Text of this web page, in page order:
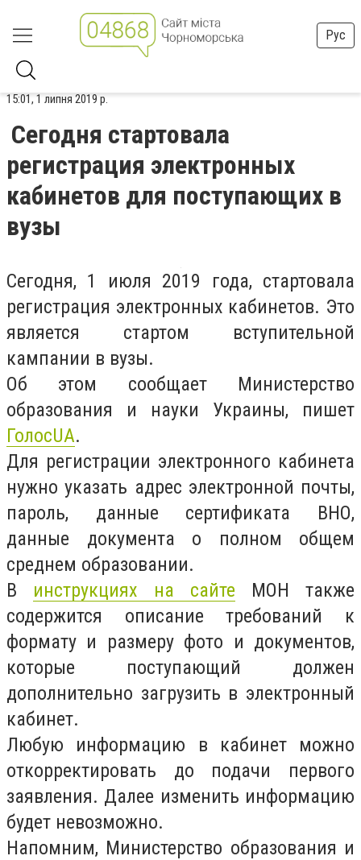
Рус
15:01, 1 липня 2019 р.
Сегодня стартовала
регистрация электронных
кабинетов для поступающих в
вузы
Сегодня, 1 июля 2019 года, стартовала
регистрация электронных кабинетов. Это
является стартом вступительной
кампании в вузы.
Об этом сообщает Министерство
образования и науки Украины, пишет
ГолосUA.
Для регистрации электронного кабинета
нужно указать адрес электронной почты,
пароль, данные сертификата ВНО,
данные документа о полном общем
среднем образовании.
В инструкциях на сайте МОН также
содержится описание требований к
формату и размеру фото и документов,
которые поступающий должен
дополнительно загрузить в электронный
кабинет.
Любую информацию в кабинет можно
откорректировать до подачи первого
заявления. Далее изменить информацию
будет невозможно.
Напомним, Министерство образования и